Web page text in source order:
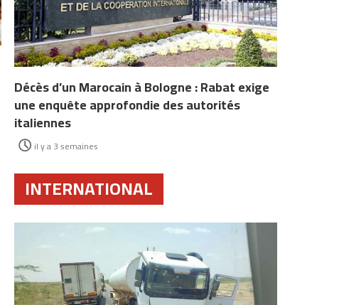
Décès d’un Marocain à Bologne : Rabat exige
une enquête approfondie des autorités
italiennes
il y a 3 semaines
INTERNATIONAL